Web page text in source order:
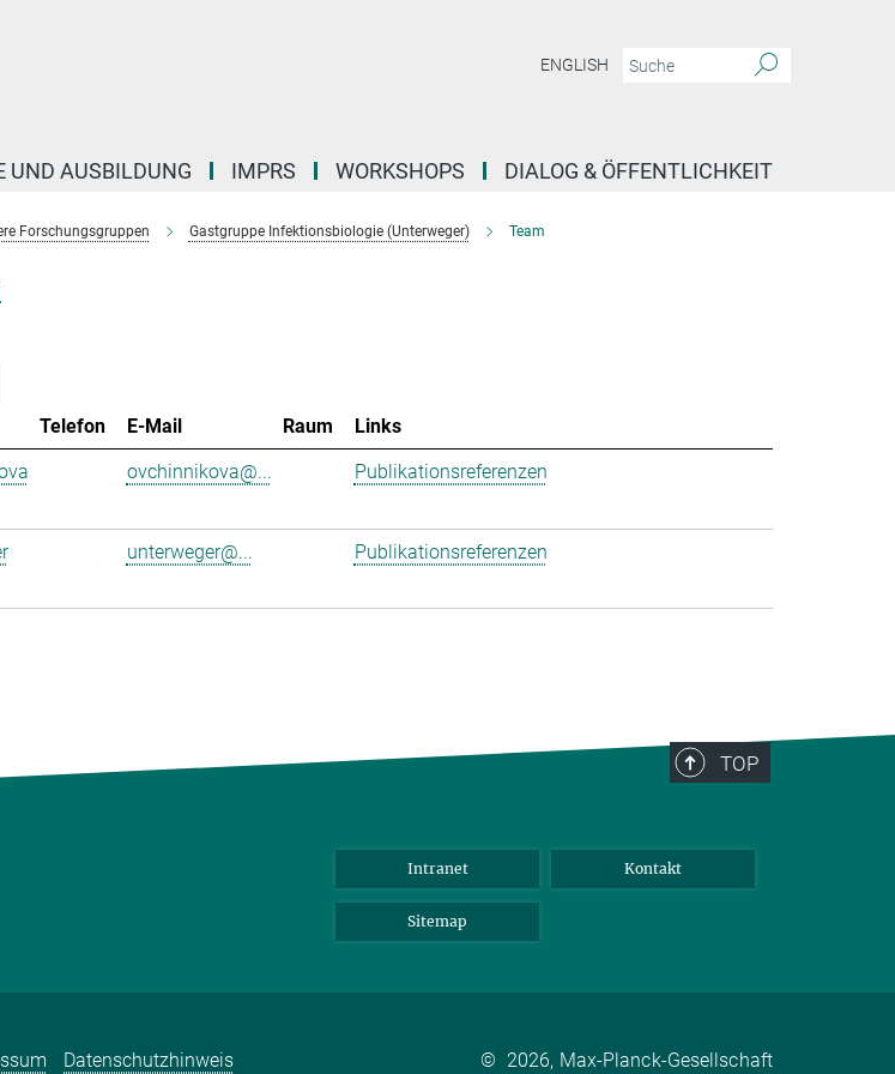
ENGLISH
UND AUSBILDUNG IMPRS WORKSHOPS DIALOG & ÖFFENTLICHKEIT
Forschungsgruppen Gastgruppe Infektionsbiologie (Unterweger) Team
Telefon E-Mail Raum
Links
ovchinnikova@... Publikationsreferenzen
unterweger@... Publikationsreferenzen
TOP
Intranet Kontakt
Sitemap
Datenschutzhinweis © 2026, Max-Planck-Gesellschaft